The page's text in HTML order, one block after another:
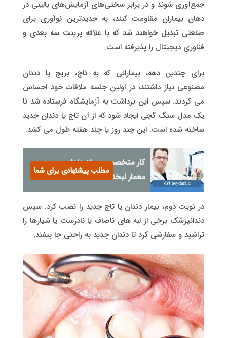
جمع‌آوری شوند و در برابر سختی‌های آزمایش‌های بالینی در
دهان بیماران مقاومت کنند، به جدیدترین نوآوری برای
صنعتی تبدیل خواهند شد که با علاقه پرینت سه بعدی و
فناوری دیجیتال را پذیرفته است.
برای چندین دهه، بیمارانی که به تاج، بریج یا دندان
مصنوعی نیاز داشتند، در اولین جلسه ملاقات خود احساس
می کردند. سپس این برداشت به آزمایشگاه فرستاده شد تا
یک مدل سنگ گچی ایجاد شود که از آن تاج یا دندان جدید
ساخته شده است. این چند روز یا چند هفته طول می کشد.
کار متخصص پروتز دندان:
معمار لبخند شمامطلب پیشنهادی برای شما
در نوبت دوم، بیمار دندان یا تاج جدید را نصب کرد. سپس
دندانپزشک برخی از لبه های ناصاف یا نادرست یا شیارها را
تراشید و سفارشی کرد تا دندان جدید به راحتی جا بیفتد.